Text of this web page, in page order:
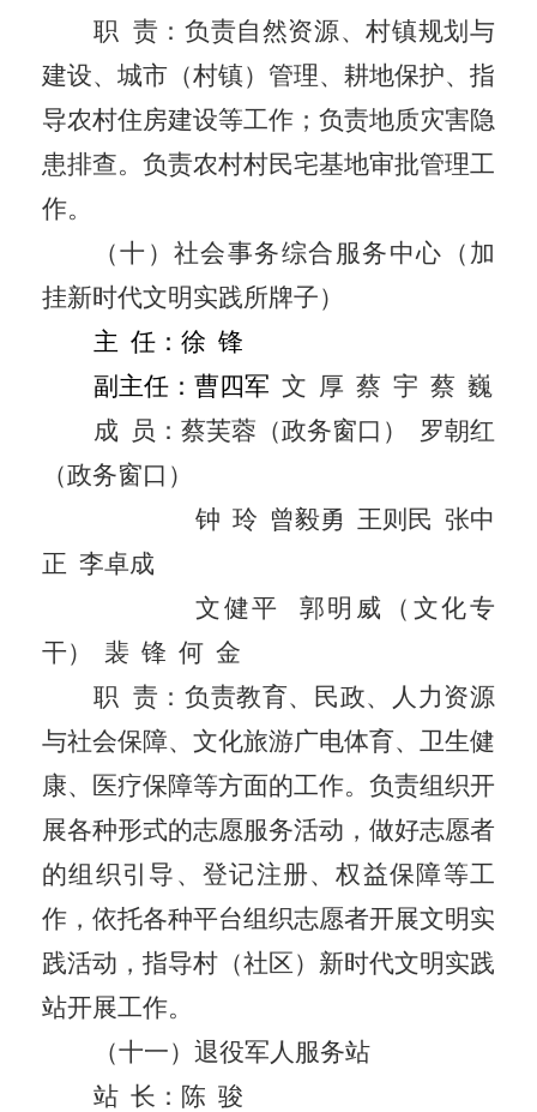
职 责：负责自然资源、村镇规划与
建设、城市（村镇）管理、耕地保护、指
导农村住房建设等工作；负责地质灾害隐
患排查。 负责农村村民宅基地审批管理工
作。
（十）社会事务综合服务中心（加
挂新时代文明实践所牌子）
主 任： 徐 锋
副主任： 曹四军 文 厚 蔡 宇 蔡 巍
成
员： 蔡芙蓉 （政务窗口）
罗朝红
（政务窗口）
钟 玲 曾毅勇 王则民 张中
正 李卓成
文健平
郭明威
（文化专
干）
裴 锋 何 金
职 责：负责教育、民政、人力资源
与社会保障、文化旅游广电体育、卫生健
康、医疗保障等方面的工作。负责组织开
展各种形式的志愿服务活动，做好志愿者
的组织引导、登记注册、权益保障等工
作，依托各种平台组织志愿者开展文明实
践活动，指导村（社区）新时代文明实践
站开展工作。
（十一）退役军人服务站
站 长： 陈 骏